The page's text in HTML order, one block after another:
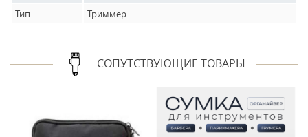
Тип
Триммер
СОПУТСТВУЮЩИЕ ТОВАРЫ